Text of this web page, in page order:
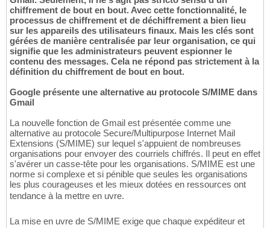
chiffrement de bout en bout. Avec cette fonctionnalité, le
processus de chiffrement et de déchiffrement a bien lieu
sur les appareils des utilisateurs finaux. Mais les clés sont
gérées de manière centralisée par leur organisation, ce qui
signifie que les administrateurs peuvent espionner le
contenu des messages. Cela ne répond pas strictement à la
définition du chiffrement de bout en bout.
Google présente une alternative au protocole S/MIME dans
Gmail
La nouvelle fonction de Gmail est présentée comme une
alternative au protocole Secure/Multipurpose Internet Mail
Extensions (S/MIME) sur lequel s'appuient de nombreuses
organisations pour envoyer des courriels chiffrés. Il peut en effet
s'avérer un casse-tête pour les organisations. S/MIME est une
norme si complexe et si pénible que seules les organisations
les plus courageuses et les mieux dotées en ressources ont
tendance à la mettre en uvre.
La mise en uvre de S/MIME exige que chaque expéditeur et